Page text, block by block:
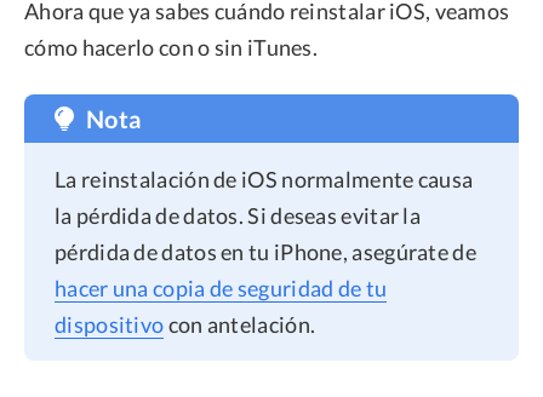
Ahora que ya sabes cuándo reinstalar iOS, veamos
cómo hacerlo con o sin iTunes.
Nota
La reinstalación de iOS normalmente causa
la pérdida de datos. Si deseas evitar la
pérdida de datos en tu iPhone, asegúrate de
hacer una copia de seguridad de tu
dispositivocon antelación.